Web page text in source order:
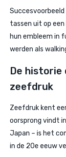
tassen uit op
hun embleem in
werden als
De historie
zeefdruk
Zeefdruk kent
oorsprong vindt
Japan – is het
in de 20e eeuw